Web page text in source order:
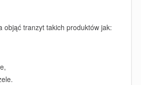
objąć tranzyt takich produktów jak: